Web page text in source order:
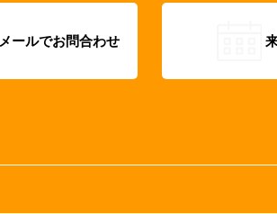
メールでお問合わせ